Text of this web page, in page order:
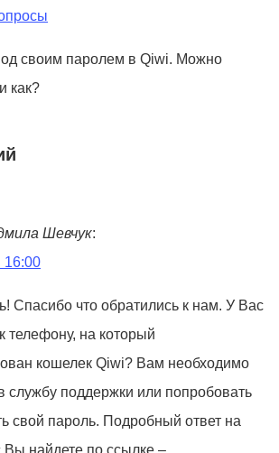
своим паролем в Qiwi. Можно
как?
Шевчук:
16:00
Спасибо что обратились к нам. У Вас
телефону, на который
кошелек Qiwi? Вам необходимо
службу поддержки или попробовать
свой пароль. Подробный ответ на
Вы найдете по ссылке –